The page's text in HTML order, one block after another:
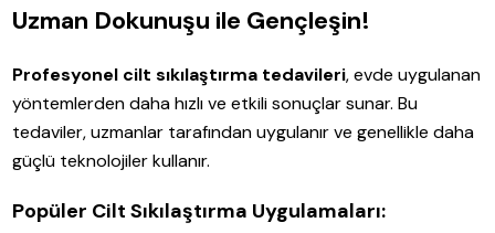
Uzman Dokunuşu ile Gençleşin!
Profesyonel cilt sıkılaştırma tedavileri, evde uygulanan
yöntemlerden daha hızlı ve etkili sonuçlar sunar. Bu
tedaviler, uzmanlar tarafından uygulanır ve genellikle daha
güçlü teknolojiler kullanır.
Popüler Cilt Sıkılaştırma Uygulamaları: